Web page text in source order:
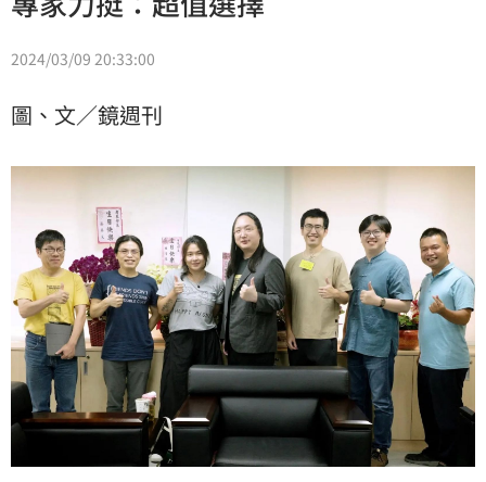
2024/03/09 20:33:00
圖、文／鏡週刊